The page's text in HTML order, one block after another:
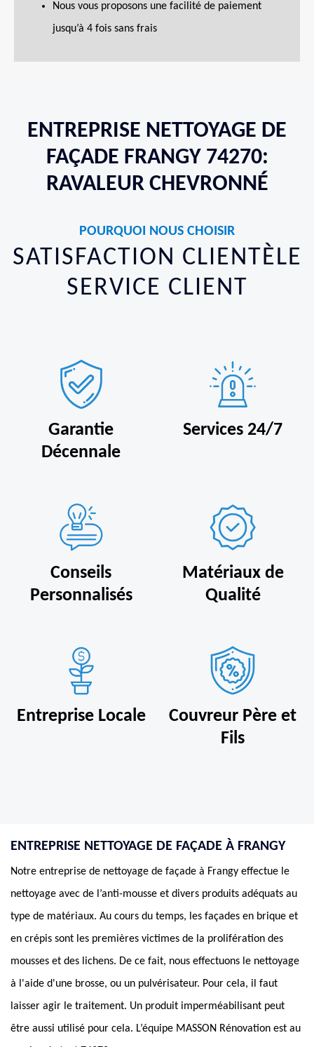
Nous vous proposons une facilité de paiement
jusqu’à 4 fois sans frais
ENTREPRISE NETTOYAGE DE
FAÇADE FRANGY 74270:
RAVALEUR CHEVRONNÉ
POURQUOI NOUS CHOISIR
SATISFACTION CLIENTÈLE
SERVICE CLIENT
Garantie
Décennale
Services 24/7
Conseils
Personnalisés
Matériaux de
Qualité
Entreprise Locale
Couvreur Père et
Fils
ENTREPRISE NETTOYAGE DE FAÇADE À FRANGY
Notre entreprise de nettoyage de façade à Frangy effectue le
nettoyage avec de l’anti-mousse et divers produits adéquats au
type de matériaux. Au cours du temps, les façades en brique et
en crépis sont les premières victimes de la prolifération des
mousses et des lichens. De ce fait, nous effectuons le nettoyage
à l'aide d'une brosse, ou un pulvérisateur. Pour cela, il faut
laisser agir le traitement. Un produit imperméabilisant peut
être aussi utilisé pour cela. L’équipe MASSON Rénovation est au